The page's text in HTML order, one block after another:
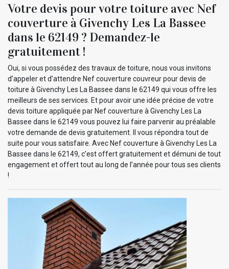
Votre devis pour votre toiture avec Nef
couverture à Givenchy Les La Bassee
dans le 62149 ? Demandez-le
gratuitement !
Oui, si vous possédez des travaux de toiture, nous vous invitons
d’appeler et d’attendre Nef couverture couvreur pour devis de
toiture à Givenchy Les La Bassee dans le 62149 qui vous offre les
meilleurs de ses services. Et pour avoir une idée précise de votre
devis toiture appliquée par Nef couverture à Givenchy Les La
Bassee dans le 62149 vous pouvez lui faire parvenir au préalable
votre demande de devis gratuitement. Il vous répondra tout de
suite pour vous satisfaire. Avec Nef couverture à Givenchy Les La
Bassee dans le 62149, c’est offert gratuitement et démuni de tout
engagement et offert tout au long de l’année pour tous ses clients
!